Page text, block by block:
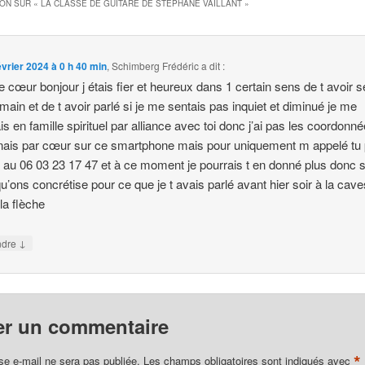
SUR « LA CLASSE DE GUITARE DE STÉPHANE VAILLANT»
2024 à 0 h 40 min,Schimberg Frédérica dit :
cœur bonjour j étais fier et heureux dans 1 certain sens de t avoir
et de t avoir parlé si je me sentais pas inquiet et diminué je me
en famille spirituel par alliance avec toi donc j’ai pas les
par cœur sur ce smartphone mais pour uniquement m appelé tu
au 06 03 23 17 47 et à ce moment je pourrais t en donné plus donc
concrétise pour ce que je t avais parlé avant hier soir à la
flèche
↓
un commentaire
e-mail ne sera pas publiée. Les champs obligatoires sont indiqués avec